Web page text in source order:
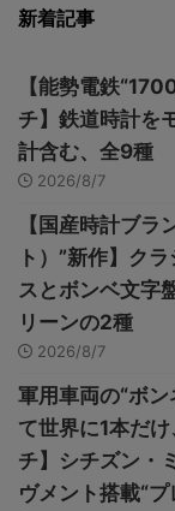
新着記事
【能勢電鉄
チ】鉄道時計を
計含む、全9種
2026/8/7
【国産時計ブ
ト）”新作】ク
スとボンベ文字
リーンの2種
2026/8/7
軍用車両の“ボ
て世界に1本だ
チ】シチズン・
ヴメント搭載“